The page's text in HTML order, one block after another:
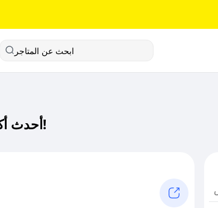
ابحث عن المتاجر
أحدث أكواد خصم طرحتي كود خصم حصري لـ طرحتي الآن!